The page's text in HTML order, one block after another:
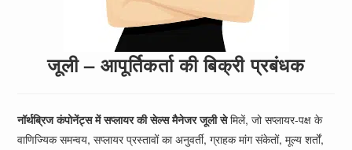
जूली – आपूर्तिकर्ता की बिक्री प्रबंधक
नॉर्थब्रिज कंपोनेंट्स में सप्लायर की सेल्स मैनेजर जूली सेमिलें, जो सप्लायर-पक्ष के
वाणिज्यिक समन्वय, सप्लायर प्रस्तावों का अनुवर्ती, ग्राहक मांग संकेतों, मूल्य शर्तों,